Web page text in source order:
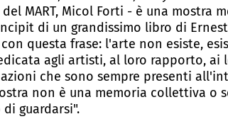
MART, Micol Forti - è una mostra
di un grandissimo libro di
questa frase: l'arte non esiste,
agli artisti, al loro rapporto, ai
che sono sempre presenti
non è una memoria collettiva o
guardarsi".